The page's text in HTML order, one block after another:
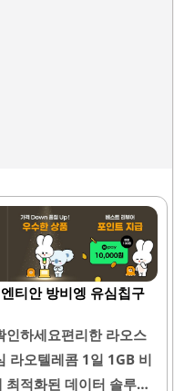
티안 방비엥 유심칩구
인하세요편리한 라오스
라오텔레콤 1일 1GB 비
적화된 데이터 솔루션